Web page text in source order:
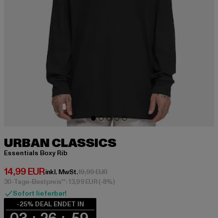
URBAN CLASSICS
Essentials Boxy Rib
14,99 EUR
Derzeitiger Preis: 14,99 EUR
inkl. MwSt.19,99 EURAktionspreis: 19,99 EUR
30-Tage-Bestpreis**: 13,99 EUR(-8%)
Sofort lieferbar!
-25% DEAL ENDET IN